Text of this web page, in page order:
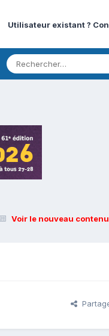
Utilisateur existant ?
Voir le nouveau